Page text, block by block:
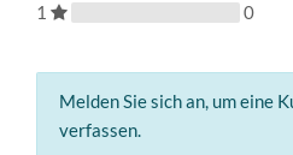
1
0
Melden Sie sich an, um eine
verfassen.